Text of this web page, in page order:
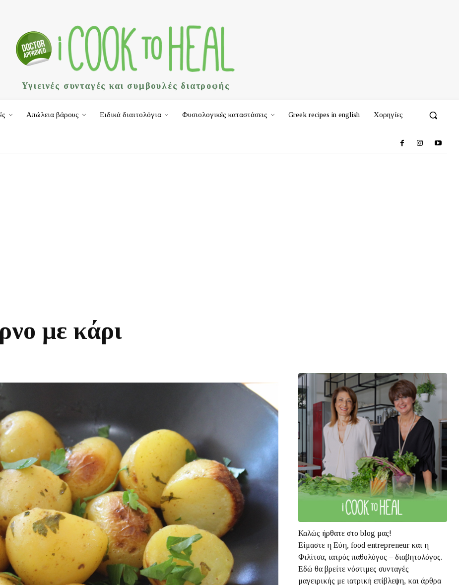
Υγιεινές συνταγές και συμβουλές διατροφής
Απώλεια βάρους Ειδικά διαιτολόγια Φυσιολογικές καταστάσεις Greek recipes in english Χορηγίες
με κάρι
Καλώς ήρθατε στο blog μας!
Είμαστε η Εύη, food entrepreneur και η
Φιλίτσα, ιατρός παθολόγος – διαβητολόγος.
Εδώ θα βρείτε νόστιμες συνταγές
μαγειρικής με ιατρική επίβλεψη, και άρθρα